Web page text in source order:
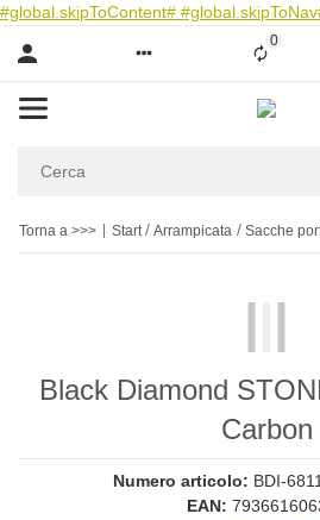
#global.skipToContent#
0Liste ist
Torna a >>> Start Arrampicata Sacche
Black Diamond
Carbon
Numero articolo: BDI-
EAN: